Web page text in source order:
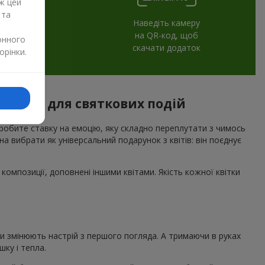
Наведіть камеру
на QR-код, щоб
скачати додаток
для святкових подій
ставку на емоцію, яку складно переплутати з чимось
як універсальний подарунок з квітів: він поєднує
доповнені іншими квітами. Якість кожної квітки
змінюють настрій з першого погляда. А тримаючи в руках
і тепла.